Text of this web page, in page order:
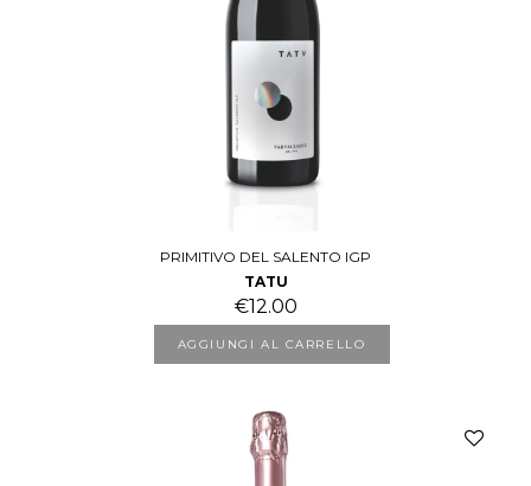
PRIMITIVO DEL SALENTO IGP
TATU
€12.00
AGGIUNGI AL CARRELLO